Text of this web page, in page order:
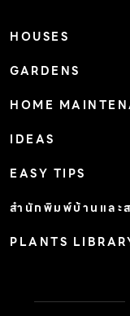
HOUSES
GARDENS
HOME
IDEAS
EASY TIPS
สำนักพิมพ์บ้านและ
PLANTS